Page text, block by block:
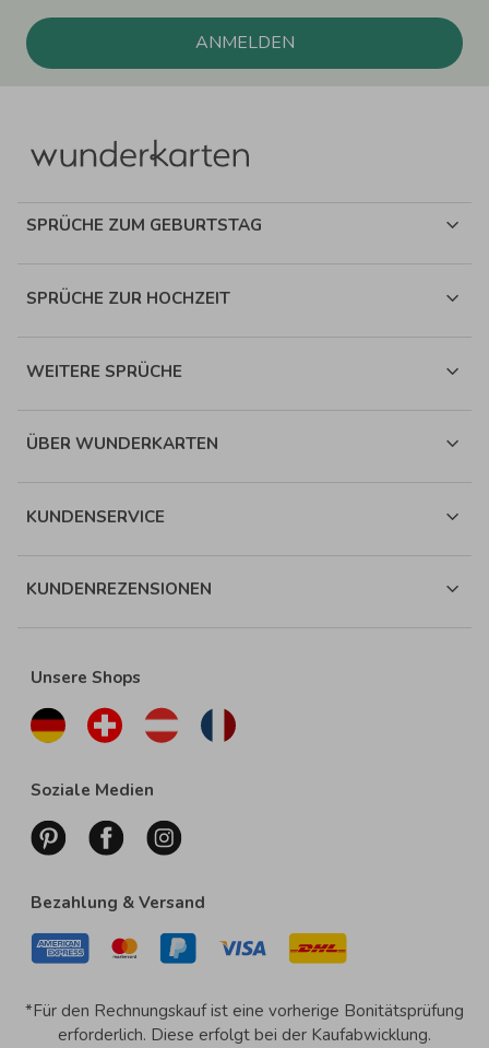
ANMELDEN
SPRÜCHE ZUM GEBURTSTAG
SPRÜCHE ZUR HOCHZEIT
WEITERE SPRÜCHE
ÜBER WUNDERKARTEN
KUNDENSERVICE
KUNDENREZENSIONEN
Unsere Shops
Soziale Medien
Bezahlung & Versand
*Für den Rechnungskauf ist eine vorherige Bonitätsprüfung
erforderlich. Diese erfolgt bei der Kaufabwicklung.